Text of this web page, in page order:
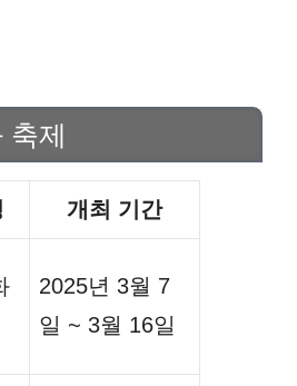
축제
개최 기간
2025년 3월 7
일 ~ 3월 16일